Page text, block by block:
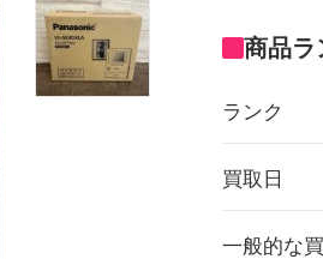
商品ラ
ランク
買取日
一般的な